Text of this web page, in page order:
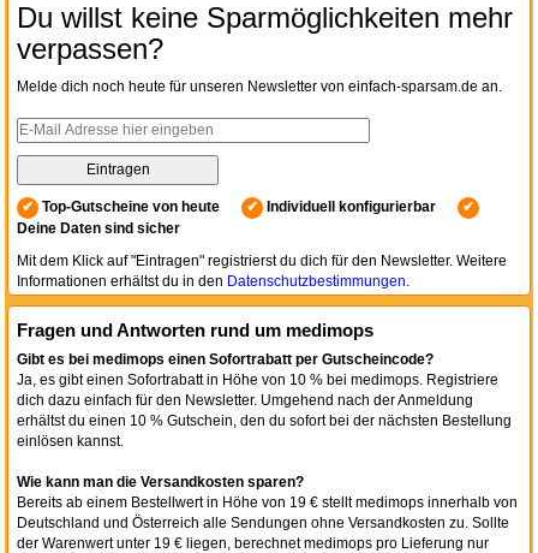
Du willst keine Sparmöglichkeiten mehr
verpassen?
Melde dich noch heute für unseren Newsletter von einfach-sparsam.de an.
✔ Top-Gutscheine von heute ✔ Individuell konfigurierbar
✔
Deine Daten sind sicher
Mit dem Klick auf "Eintragen" registrierst du dich für den Newsletter. Weitere
Informationen erhältst du in den Datenschutzbestimmungen.
Fragen und Antworten rund um medimops
Gibt es bei medimops einen Sofortrabatt per Gutscheincode?
Ja, es gibt einen Sofortrabatt in Höhe von 10 % bei medimops. Registriere
dich dazu einfach für den Newsletter. Umgehend nach der Anmeldung
erhältst du einen 10 % Gutschein, den du sofort bei der nächsten Bestellung
einlösen kannst.
Wie kann man die Versandkosten sparen?
Bereits ab einem Bestellwert in Höhe von 19 € stellt medimops innerhalb von
Deutschland und Österreich alle Sendungen ohne Versandkosten zu. Sollte
der Warenwert unter 19 € liegen, berechnet medimops pro Lieferung nur